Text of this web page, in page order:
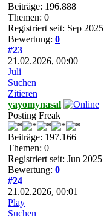
Beiträge: 196.888
Themen: 0
Registriert seit: Sep 2025
Bewertung: 0
#23
21.02.2026, 00:00
Juli
Suchen
Zitieren
yayomynasal
Posting Freak
Beiträge: 197.166
Themen: 0
Registriert seit: Jun 2025
Bewertung: 0
#24
21.02.2026, 00:01
Play
Suchen